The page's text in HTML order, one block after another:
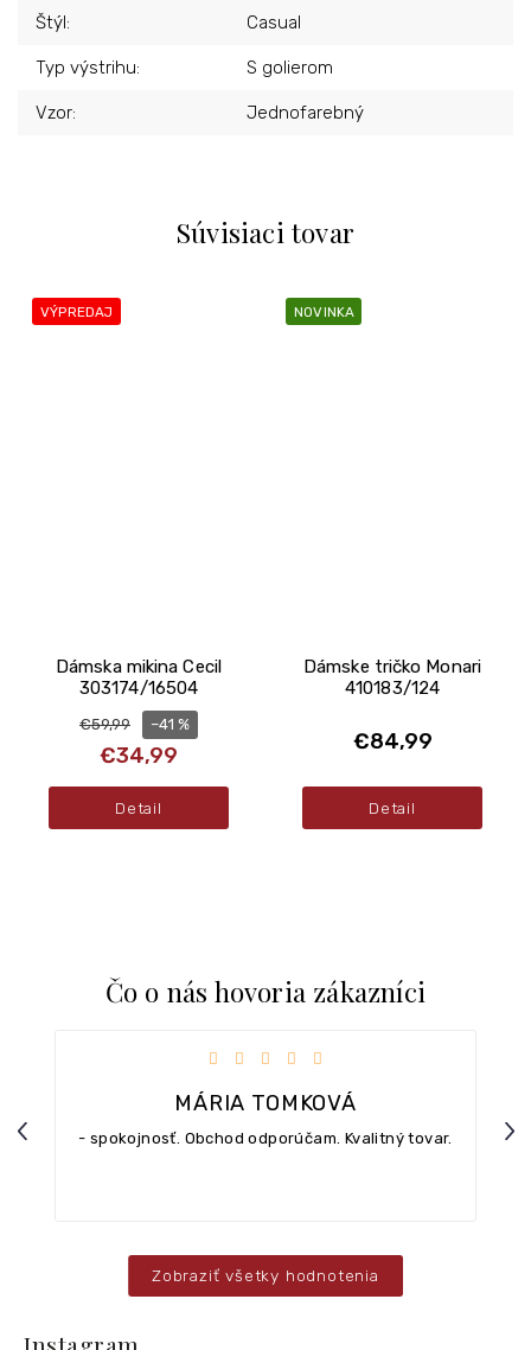
Súvisiaci tovar
VÝPREDAJ
Dámska mikina Cecil
303174/16504
€59,99
€34,99
–41 %
Detail
NOVINKA
Dámske tričko Monari
410183/124
€84,99
Detail
Štýl: Casual
Typ výstrihu: S golierom
Vzor: Jednofarebný
Čo o nás hovoria zákazníci
Previous
MÁRIA TOMKOVÁ
Hodnotenie obchodu je 5 z 5 hviezdičiek.
- spokojnosť. Obchod odporúčam. Kvalitný tovar.
Zobraziť všetky hodnotenia
Instagram